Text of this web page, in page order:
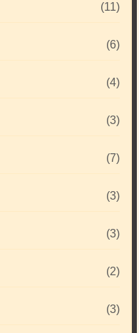
(11)
(6)
(4)
(3)
(7)
(3)
(3)
(2)
(3)